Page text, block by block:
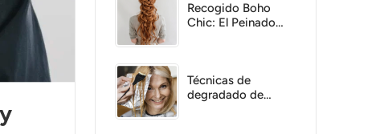
Recogido Boho
Chic: El Peinado
Técnicas de
degradado de